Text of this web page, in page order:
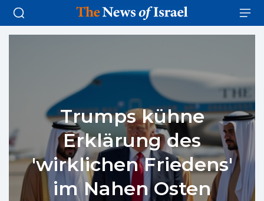
Trumps kühne
Erklärung des
'wirklichen Friedens'
im Nahen Osten